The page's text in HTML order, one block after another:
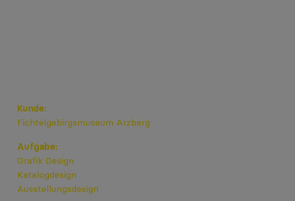
Kunde:
Fichtelgebirgsmuseum Arzberg
Aufgabe:
Grafik Design
Katalogdesign
Ausstellungsdesign